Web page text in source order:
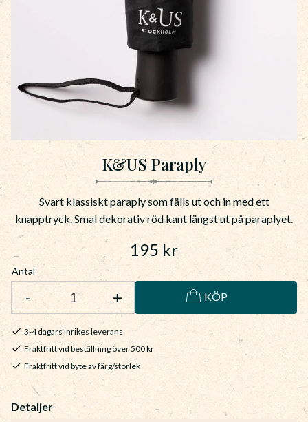
K&US Paraply
Svart klassiskt paraply som fälls ut och in med ett
knapptryck. Smal dekorativ röd kant längst ut på paraplyet.
195 kr
Antal
+
- KÖP
3-4 dagars inrikes leverans
Fraktfritt vid beställning över 500 kr
Fraktfritt vid byte av färg/storlek